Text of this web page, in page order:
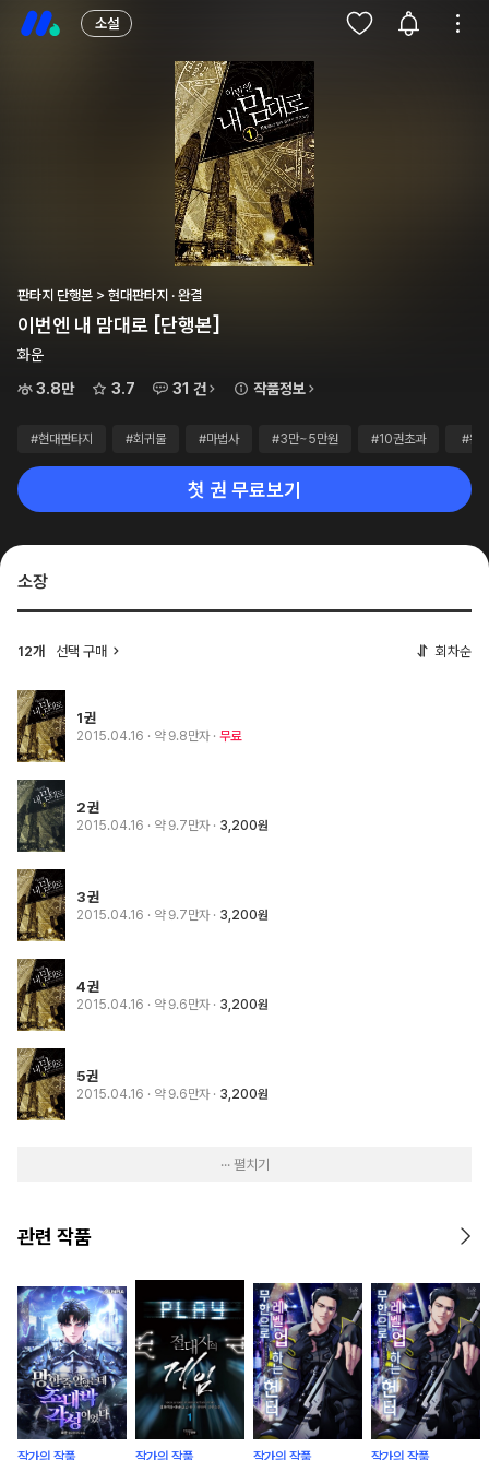
소설
판타지 단행본 > 현대판타지 · 완결
이번엔 내 맘대로 [단행본]
화운
3.8만
3.7 31 건 작품정보
#현대판타지 #회귀물 #마법사 #3만~5만원 #10권초과 #완
첫 권 무료보기
소장
12개 선택 구매 회차순
1권
2015.04.16 · 약 9.8만자 무료
2권
2015.04.16 · 약 9.7만자 3,200원
3권
2015.04.16 · 약 9.7만자 3,200원
4권
2015.04.16 · 약 9.6만자 3,200원
5권
2015.04.16 · 약 9.6만자 3,200원
··· 펼치기
관련 작품
작가의 작품 작가의 작품 작가의 작품 작가의 작품